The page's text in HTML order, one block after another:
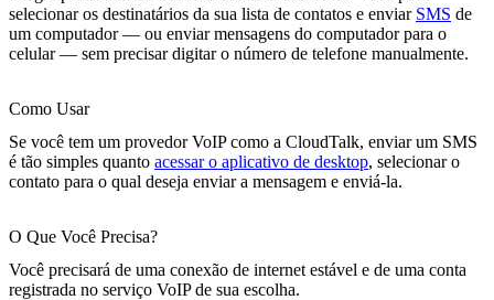
selecionar os destinatários da sua lista de contatos e enviar SMS de
um computador — ou enviar mensagens do computador para o
celular — sem precisar digitar o número de telefone manualmente.
Como Usar
Se você tem um provedor VoIP como a CloudTalk, enviar um SMS
é tão simples quanto acessar o aplicativo de desktop, selecionar o
contato para o qual deseja enviar a mensagem e enviá-la.
O Que Você Precisa?
Você precisará de uma conexão de internet estável e de uma conta
registrada no serviço VoIP de sua escolha.